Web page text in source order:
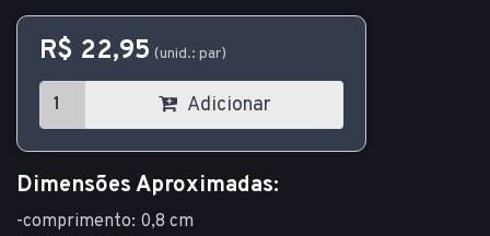
R$ 22,95 (unid.: par)
Adicionar
Dimensões Aproximadas:
-comprimento: 0,8 cm